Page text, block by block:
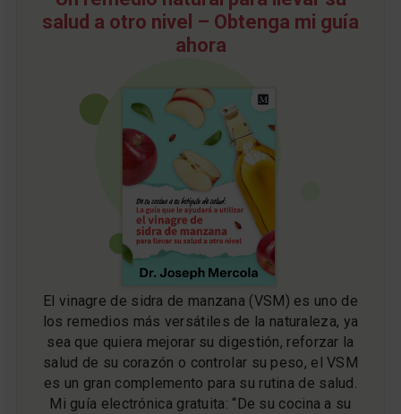
salud a otro nivel – Obtenga mi guía
ahora
El vinagre de sidra de manzana (VSM) es uno de
los remedios más versátiles de la naturaleza, ya
sea que quiera mejorar su digestión, reforzar la
salud de su corazón o controlar su peso, el VSM
es un gran complemento para su rutina de salud.
Mi guía electrónica gratuita: “De su cocina a su